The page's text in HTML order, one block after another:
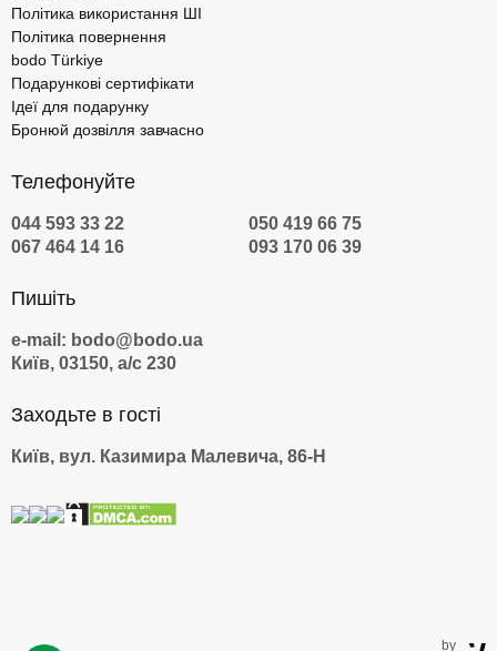
Політика використання ШІ
Політика повернення
bodo Türkiye
Подарункові сертифікати
Ідеї для подарунку
Бронюй дозвілля завчасно
Телефонуйте
044 593 33 22
050 419 66 75
067 464 14 16
093 170 06 39
Пишіть
e-mail: bodo@bodo.ua
Київ, 03150, а/с 230
Заходьте в гості
Київ, вул. Казимира Малевича, 86-Н
by